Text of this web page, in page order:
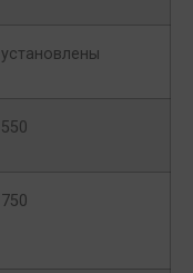
установлены
550
750